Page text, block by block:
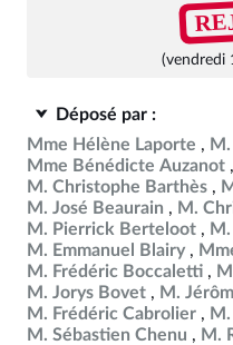
(vendredi
Déposé par :
Mme Hélène Laporte
Mme Bénédicte Auzanot
M. Christophe Barthès
M. José Beaurain
M.
M. Pierrick Berteloot
M. Emmanuel Blairy
M. Frédéric Boccaletti
M. Jorys Bovet
M.
M. Frédéric Cabrolier
M. Sébastien Chenu
M.